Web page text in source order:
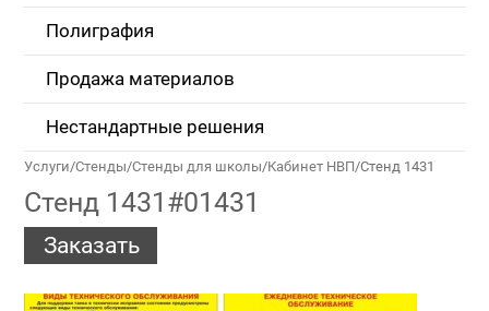
Полиграфия
Продажа материалов
Нестандартные решения
Услуги/Стенды/Стенды для школы/Кабинет НВП/Стенд 1431
Стенд 1431#01431
Заказать